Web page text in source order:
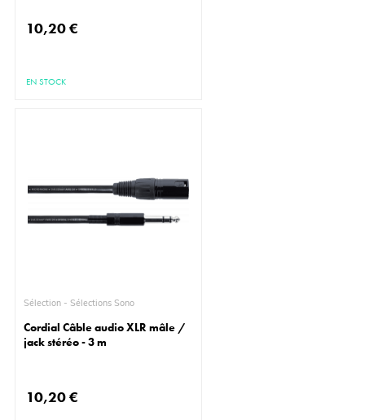
10,20 €
EN STOCK
Sélection - Sélections Sono
Cordial Câble audio XLR mâle /
jack stéréo - 3 m
10,20 €